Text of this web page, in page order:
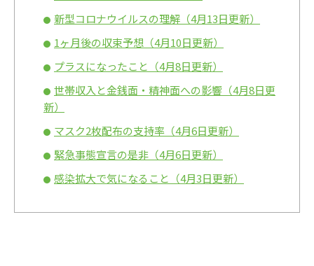
新型コロナウイルスの理解（4月13日更新）
1ヶ月後の収束予想（4月10日更新）
プラスになったこと（4月8日更新）
世帯収入と金銭面・精神面への影響（4月8日更
新）
マスク2枚配布の支持率（4月6日更新）
緊急事態宣言の是非（4月6日更新）
感染拡大で気になること（4月3日更新）